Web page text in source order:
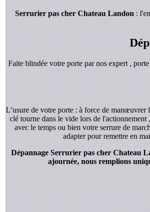
Serrurier pas cher Chateau Landon:
Faite blindée votre porte par nos expert ,
L’usure de votre porte : à force de manœuvrer
clé tourne dans le vide lors de
avec le temps ou bien votre serrure de
adapter pour remettre en
Dépannage Serrurier pas cher Chateau
ajournée, nous remplions